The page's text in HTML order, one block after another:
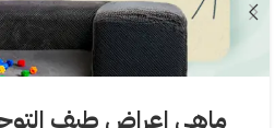
ماهي اعراض طيف